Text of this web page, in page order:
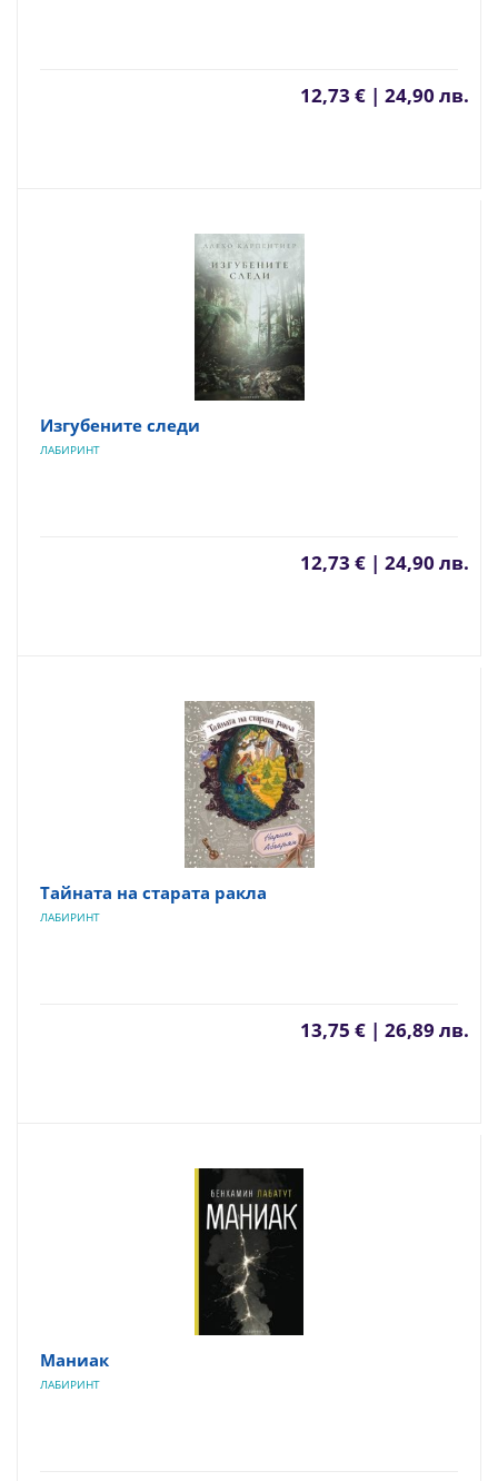
12,73 € | 24,90 лв.
Изгубените следи
ЛАБИРИНТ
12,73 € | 24,90 лв.
Тайната на старата ракла
ЛАБИРИНТ
13,75 € | 26,89 лв.
Маниак
ЛАБИРИНТ